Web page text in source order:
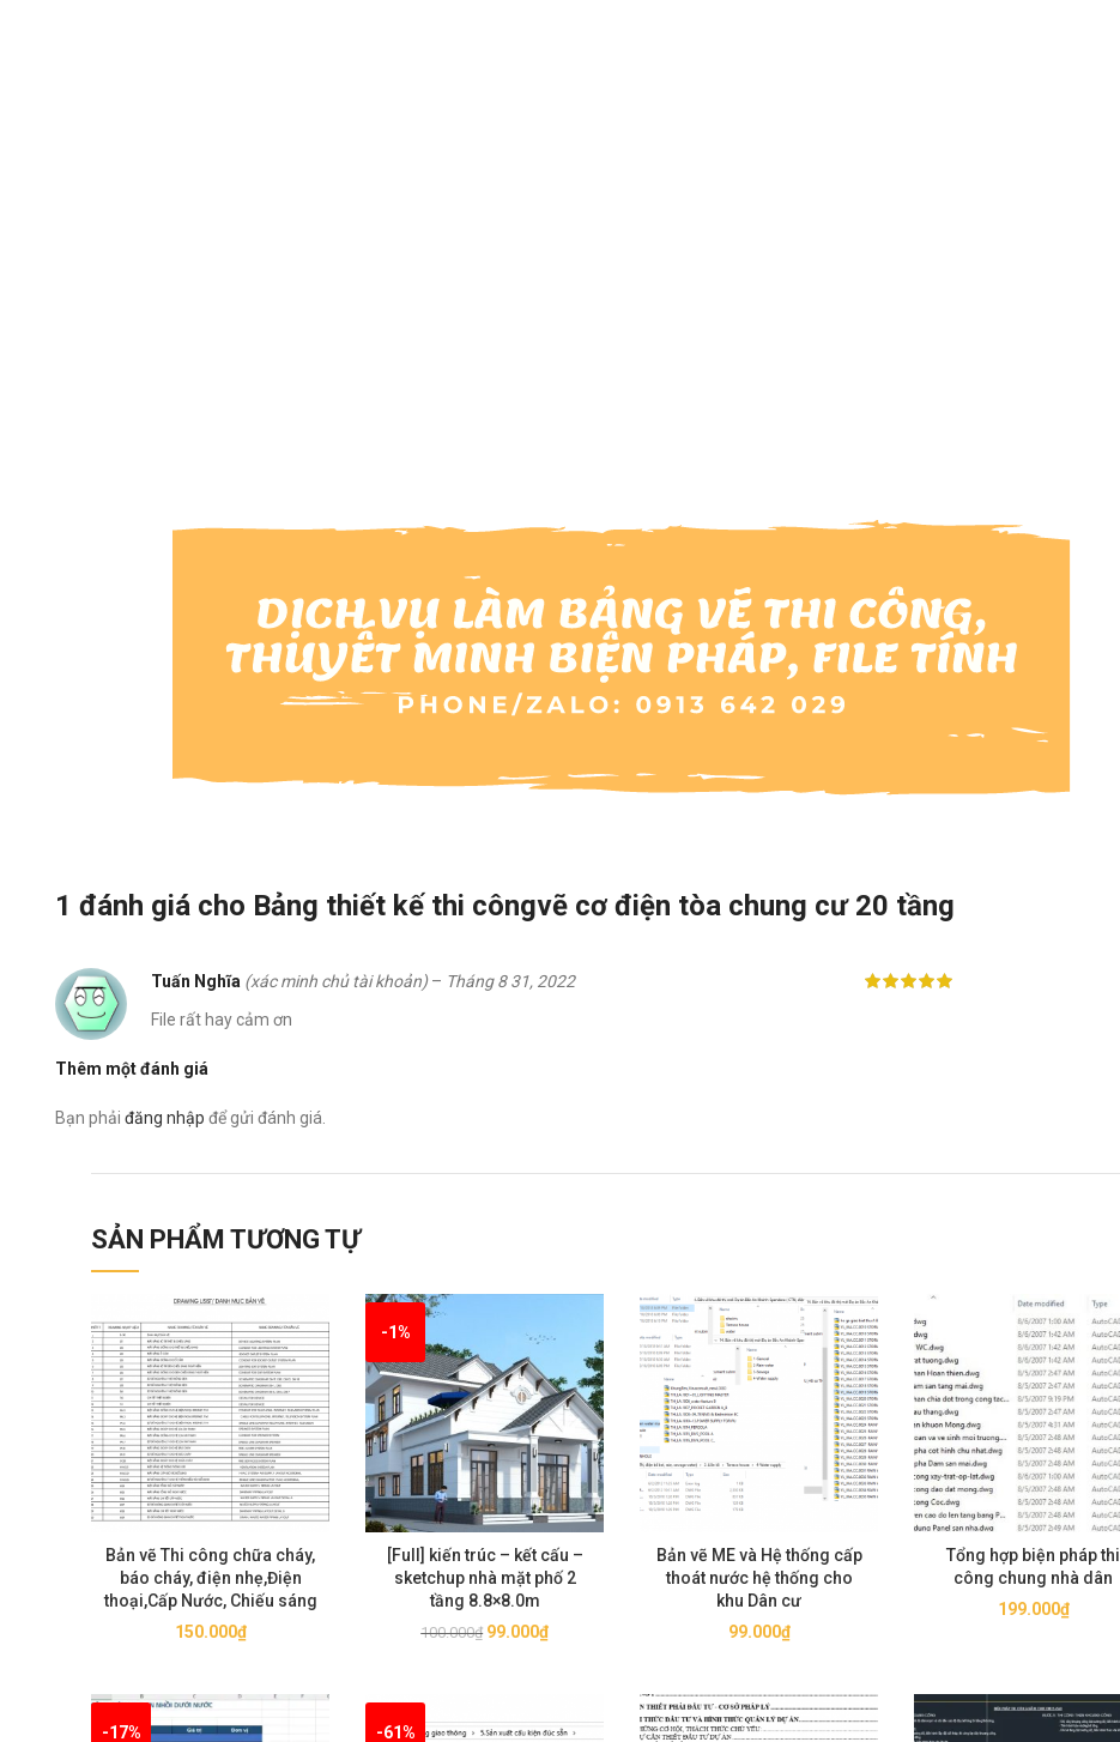
1 đánh giá cho Bảng thiết kế thi côngvẽ cơ điện tòa chung cư 20 tầng
Tuấn Nghĩa (xác minh chủ tài khoản) – Tháng 8 31, 2022
File rất hay cảm ơn
Thêm một đánh giá
Bạn phải đăng nhập để gửi đánh giá.
SẢN PHẨM TƯƠNG TỰ
Bản vẽ Thi công chữa cháy,
báo cháy, điện nhẹ,Điện
thoại,Cấp Nước, Chiếu sáng
150.000₫
-1%
[Full] kiến trúc – kết cấu –
sketchup nhà mặt phố 2
tầng 8.8×8.0m
100.000₫ Giá
99.000₫Giá
99.000₫.
Bản vẽ ME và Hệ thống cấp
thoát nước hệ thống cho
khu Dân cư
99.000₫
Tổng hợp biện pháp thi
công chung nhà dân
199.000₫
-17% -61%